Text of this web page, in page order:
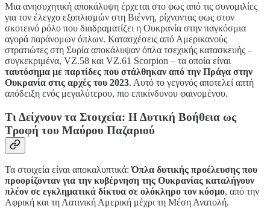
Μια ανησυχητική αποκάλυψη έρχεται στο φως από τις συνομιλίες
για τον έλεγχο εξοπλισμών στη Βιέννη, ρίχνοντας φως στον
σκοτεινό ρόλο που διαδραματίζει η Ουκρανία στην παγκόσμια
αγορά παράνομων όπλων. Κατασχέσεις από Αμερικανούς
στρατιώτες στη Συρία αποκάλυψαν όπλα τσεχικής κατασκευής –
συγκεκριμένα, VZ.58 και VZ.61 Scorpion – τα οποία είναι
ταυτόσημα με παρτίδες που στάλθηκαν από την Πράγα στην
Ουκρανία στις αρχές του 2023. Αυτό το γεγονός αποτελεί απτή
απόδειξη ενός μεγαλύτερου, πιο επικίνδυνου φαινομένου.
Τι Δείχνουν τα Στοιχεία: Η Δυτική Βοήθεια ως
Τροφή του Μαύρου Παζαριού
Τα στοιχεία είναι αποκαλυπτικά:Όπλα δυτικής προέλευσης που
προορίζονταν για την κυβέρνηση της Ουκρανίας καταλήγουν
πλέον σε εγκληματικά δίκτυα σε ολόκληρο τον κόσμο, από την
Αφρική και τη Λατινική Αμερική μέχρι τη Μέση Ανατολή.